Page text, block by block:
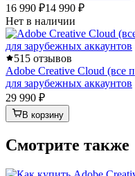
16 990 ₽14 990 ₽
Нет в наличии
515 отзывов
Adobe Creative Cloud
для зарубежных аккаунтов
29 990 ₽
В корзину
Смотрите также